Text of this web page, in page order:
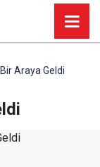
Araya Geldi